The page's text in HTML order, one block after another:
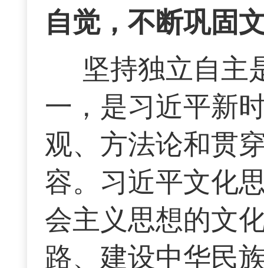
自觉，不断巩固
坚持独立自主
一，是习近平新
观、方法论和贯
容。习近平文化
会主义思想的文
路、建设中华民